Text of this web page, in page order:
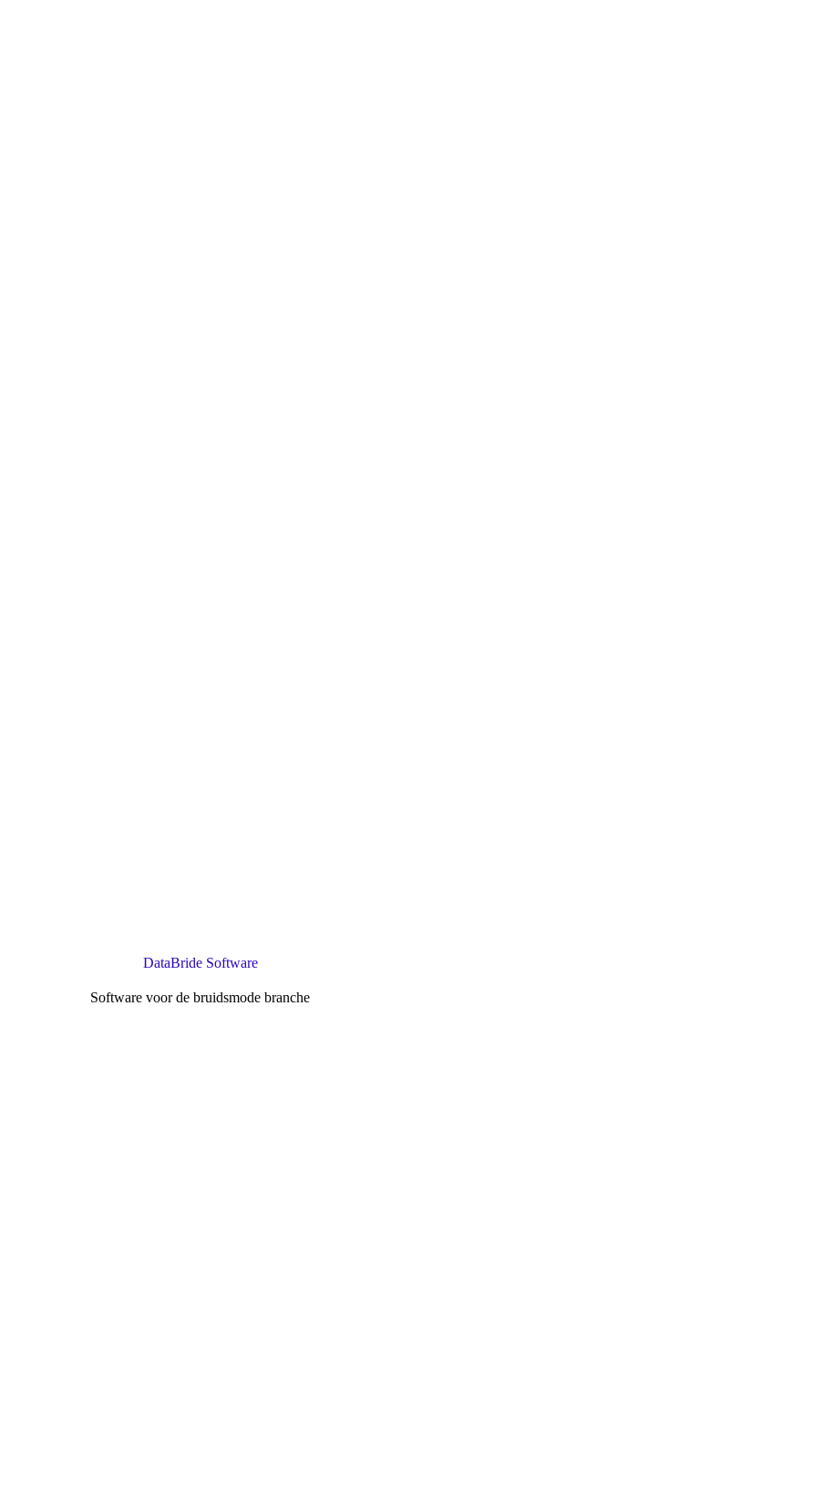
DataBride Software
Software voor de bruidsmode branche